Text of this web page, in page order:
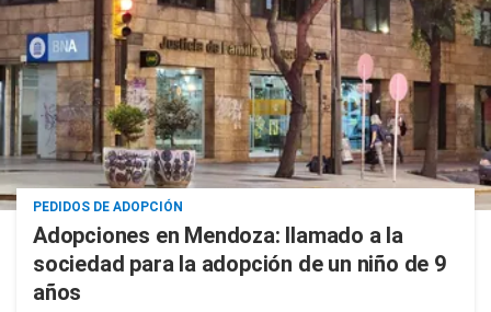
PEDIDOS DE ADOPCIÓN
Adopciones en Mendoza: llamado a la
sociedad para la adopción de un niño de 9
años